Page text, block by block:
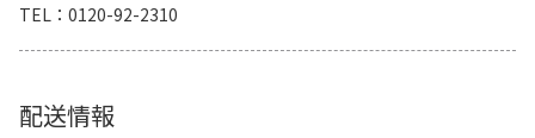
TEL
0120-92-2310
配送情報